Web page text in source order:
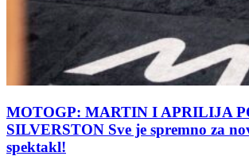
MOTOGP: MARTIN I APRILIJA
SILVERSTON Sve je spremno za
spektakl!